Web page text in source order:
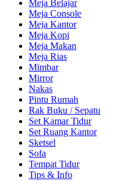
Meja Belajar
Meja Console
Meja Kantor
Meja Kopi
Meja Makan
Meja Rias
Mimbar
Mirror
Nakas
Pintu Rumah
Rak Buku / Sepatu
Set Kamar Tidur
Set Ruang Kantor
Sketsel
Sofa
Tempat Tidur
Tips & Info